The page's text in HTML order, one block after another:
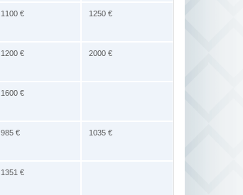
1100 € 1250 €
1200 € 2000 €
1600 €
985 € 1035 €
1351 €